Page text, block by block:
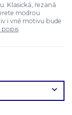
Klasická, řezaná
modrou
i vně motivu bude
popis